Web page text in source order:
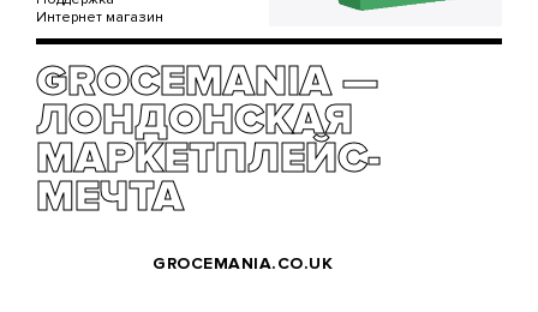
Интернет магазин
GROCEMANIA —
ЛОНДОНСКАЯ
МАРКЕТПЛЕЙС-
МЕЧТА
GROCEMANIA.CO.UK